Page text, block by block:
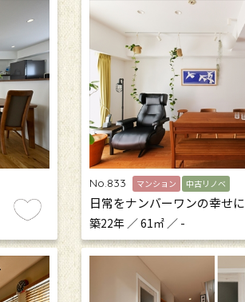
No.833 マンション 中古リノベ
日常をナンバーワンの幸せに
築22年 ／ 61㎡ ／ -